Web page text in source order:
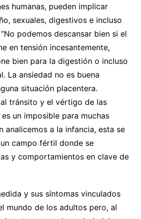
humanas, pueden implicar
sexuales, digestivos e incluso
podemos descansar bien si el
en tensión incesantemente,
bien para la digestión o incluso
La ansiedad no es buena
situación placentera.
tránsito y el vértigo de las
un imposible para muchas
analicemos a la infancia, esta se
campo fértil donde se
y comportamientos en clave de
y sus síntomas vinculados
mundo de los adultos pero, al